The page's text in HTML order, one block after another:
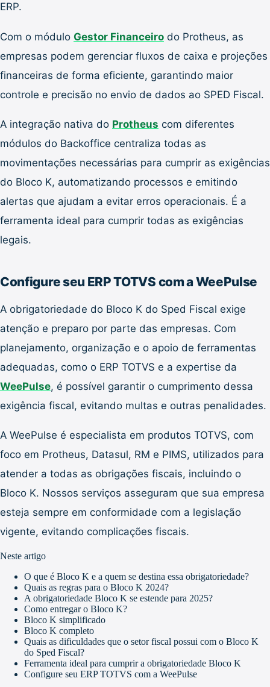
ERP.
Com o módulo Gestor Financeiro do Protheus, as
empresas podem gerenciar fluxos de caixa e projeções
financeiras de forma eficiente, garantindo maior
controle e precisão no envio de dados ao SPED Fiscal.
A integração nativa do Protheus com diferentes
módulos do Backoffice centraliza todas as
movimentações necessárias para cumprir as exigências
do Bloco K, automatizando processos e emitindo
alertas que ajudam a evitar erros operacionais. É a
ferramenta ideal para cumprir todas as exigências
legais.
Configure seu ERP TOTVS com a WeePulse
A obrigatoriedade do Bloco K do Sped Fiscal exige
atenção e preparo por parte das empresas. Com
planejamento, organização e o apoio de ferramentas
adequadas, como o ERP TOTVS e a expertise da
WeePulse, é possível garantir o cumprimento dessa
exigência fiscal, evitando multas e outras penalidades.
A WeePulse é especialista em produtos TOTVS, com
foco em Protheus, Datasul, RM e PIMS, utilizados para
atender a todas as obrigações fiscais, incluindo o
Bloco K. Nossos serviços asseguram que sua empresa
esteja sempre em conformidade com a legislação
vigente, evitando complicações fiscais.
Neste artigo
O que é Bloco K e a quem se destina essa obrigatoriedade?
Quais as regras para o Bloco K 2024?
A obrigatoriedade Bloco K se estende para 2025?
Como entregar o Bloco K?
Bloco K simplificado
Bloco K completo
Quais as dificuldades que o setor fiscal possui com o Bloco K
do Sped Fiscal?
Ferramenta ideal para cumprir a obrigatoriedade Bloco K
Configure seu ERP TOTVS com a WeePulse